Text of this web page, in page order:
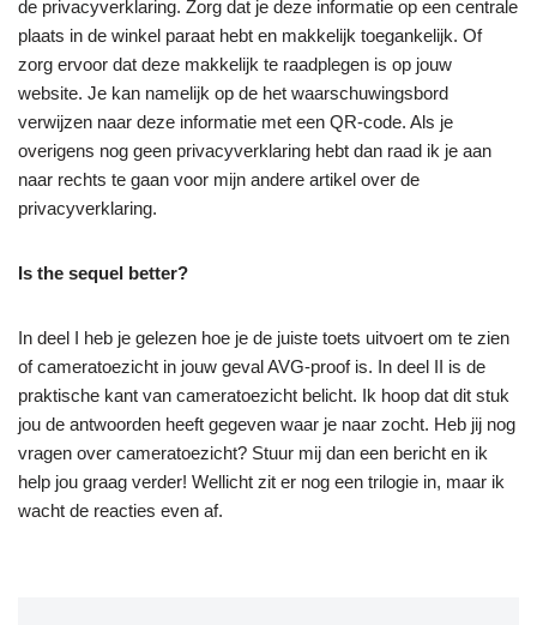
de privacyverklaring. Zorg dat je deze informatie op een centrale
plaats in de winkel paraat hebt en makkelijk toegankelijk. Of
zorg ervoor dat deze makkelijk te raadplegen is op jouw
website. Je kan namelijk op de het waarschuwingsbord
verwijzen naar deze informatie met een QR-code. Als je
overigens nog geen privacyverklaring hebt dan raad ik je aan
naar rechts te gaan voor mijn andere artikel over de
privacyverklaring.
Is the sequel better?
In deel I heb je gelezen hoe je de juiste toets uitvoert om te zien
of cameratoezicht in jouw geval AVG-proof is. In deel II is de
praktische kant van cameratoezicht belicht. Ik hoop dat dit stuk
jou de antwoorden heeft gegeven waar je naar zocht. Heb jij nog
vragen over cameratoezicht? Stuur mij dan een bericht en ik
help jou graag verder! Wellicht zit er nog een trilogie in, maar ik
wacht de reacties even af.